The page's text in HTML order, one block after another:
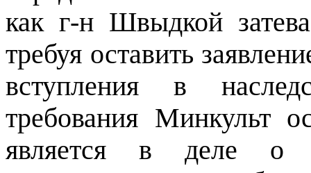
как г-н Швыдкой
требуя оставить
вступления в
требования Минкульт
является в деле о